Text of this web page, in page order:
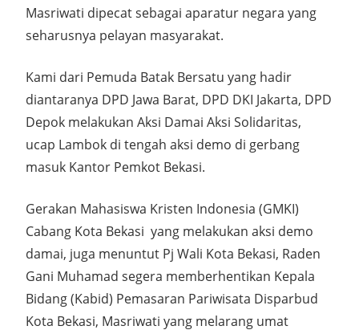
Masriwati dipecat sebagai aparatur negara yang
seharusnya pelayan masyarakat.
Kami dari Pemuda Batak Bersatu yang hadir
diantaranya DPD Jawa Barat, DPD DKI Jakarta, DPD
Depok melakukan Aksi Damai Aksi Solidaritas,
ucap Lambok di tengah aksi demo di gerbang
masuk Kantor Pemkot Bekasi.
Gerakan Mahasiswa Kristen Indonesia (GMKI)
Cabang Kota Bekasi yang melakukan aksi demo
damai, juga menuntut Pj Wali Kota Bekasi, Raden
Gani Muhamad segera memberhentikan Kepala
Bidang (Kabid) Pemasaran Pariwisata Disparbud
Kota Bekasi, Masriwati yang melarang umat